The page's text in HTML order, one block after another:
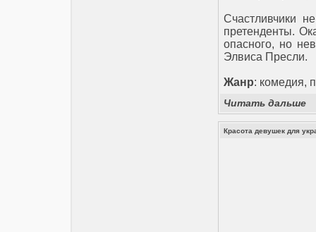
Счастливчики
претенденты.
опасного, но
Элвиса Пресли.
Жанр: комедия,
Читать дальше
Красота девушек для